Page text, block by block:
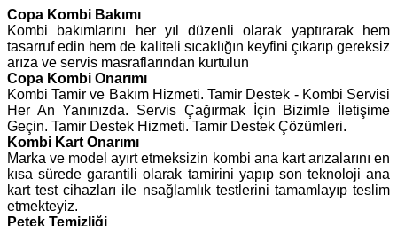
Copa Kombi Bakımı
Kombi bakımlarını her yıl düzenli olarak yaptırarak hem
tasarruf edin hem de kaliteli sıcaklığın keyfini çıkarıp gereksiz
arıza ve servis masraflarından kurtulun
Copa Kombi Onarımı
Kombi Tamir ve Bakım Hizmeti. Tamir Destek - Kombi Servisi
Her An Yanınızda. Servis Çağırmak İçin Bizimle İletişime
Geçin. Tamir Destek Hizmeti. Tamir Destek Çözümleri.
Kombi Kart Onarımı
Marka ve model ayırt etmeksizin kombi ana kart arızalarını en
kısa sürede garantili olarak tamirini yapıp son teknoloji ana
kart test cihazları ile nsağlamlık testlerini tamamlayıp teslim
etmekteyiz.
Petek Temizliği